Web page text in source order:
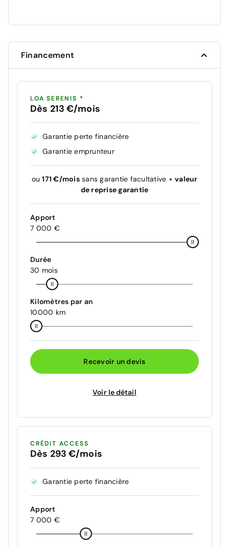
Financement
LOA SERENIS *
Dès 213 €/mois
Garantie perte financière
Garantie emprunteur
ou171 €/moissans garantie facultative + valeur
de reprise garantie
Apport
7 000 €
Durée
30 mois
Kilomètres par an
10000 km
Recevoir un devis
Voir le détail
CRÉDIT ACCESS
Dès 293 €/mois
Garantie perte financière
Apport
7 000 €